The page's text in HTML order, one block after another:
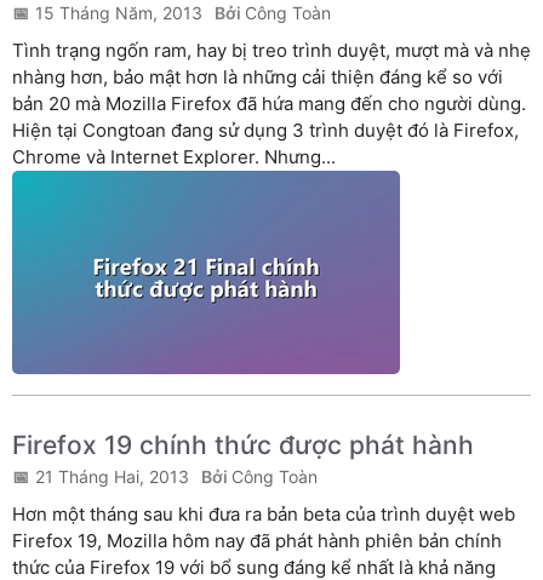
15 Tháng Năm, 2013 Công Toàn
Tình trạng ngốn ram, hay bị treo trình duyệt, mượt mà và nhẹ
nhàng hơn, bảo mật hơn là những cải thiện đáng kể so với
bản 20 mà Mozilla Firefox đã hứa mang đến cho người dùng.
Hiện tại Congtoan đang sử dụng 3 trình duyệt đó là Firefox,
Chrome và Internet Explorer. Nhưng...
Firefox 19 chính thức được phát hành
21 Tháng Hai, 2013 Công Toàn
Hơn một tháng sau khi đưa ra bản beta của trình duyệt web
Firefox 19, Mozilla hôm nay đã phát hành phiên bản chính
thức của Firefox 19 với bổ sung đáng kể nhất là khả năng